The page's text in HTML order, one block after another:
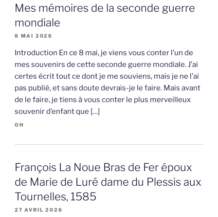
Mes mémoires de la seconde guerre
mondiale
8 MAI 2026
Introduction En ce 8 mai, je viens vous conter l’un de
mes souvenirs de cette seconde guerre mondiale. J’ai
certes écrit tout ce dont je me souviens, mais je ne l’ai
pas publié, et sans doute devrais-je le faire. Mais avant
de le faire, je tiens à vous conter le plus merveilleux
souvenir d’enfant que […]
OH
François La Noue Bras de Fer époux
de Marie de Luré dame du Plessis aux
Tournelles, 1585
27 AVRIL 2026